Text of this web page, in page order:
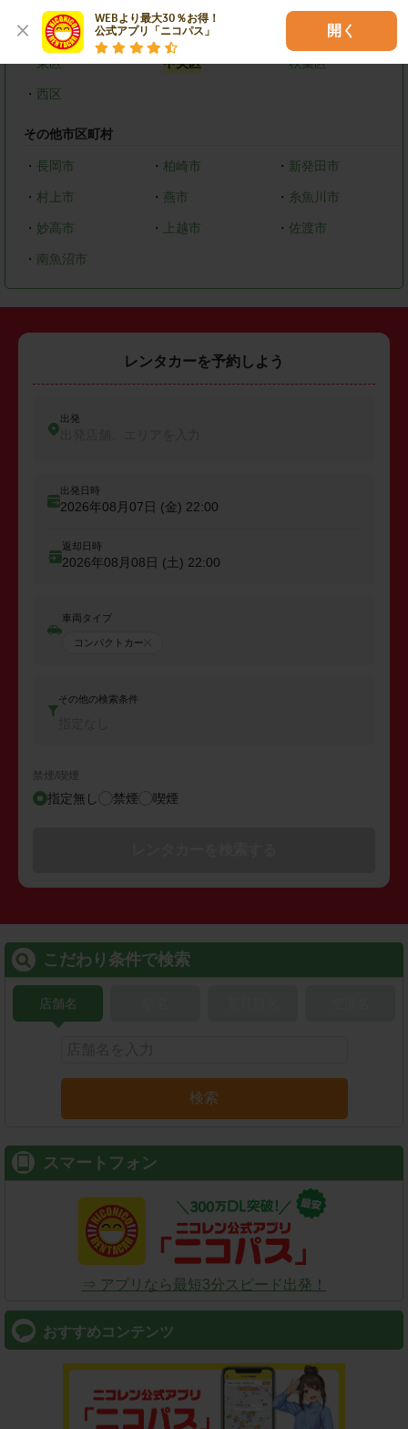
WEBより最大30％お得！
公式アプリ「ニコパス」
開く
新潟市
・東区 ・中央区 ・秋葉区
・ 西区
その他市区町村
・ 長岡市 ・ 柏崎市 ・ 新発田市
・ 村上市 ・ 燕市 ・ 糸魚川市
・ 妙高市 ・ 上越市 ・ 佐渡市
・ 南魚沼市
レンタカーを予約しよう
出発
出発日時
2026年08月07日 (金) 22:00
返却日時
2026年08月08日 (土) 22:00
車両タイプ
コンパクトカー
その他の検索条件
禁煙/喫煙
指定無し 禁煙 喫煙
こだわり条件で検索
店舗名
検索
スマートフォン
⇒ アプリなら最短3分スピード出発！
おすすめコンテンツ